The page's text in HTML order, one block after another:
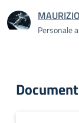
Personale